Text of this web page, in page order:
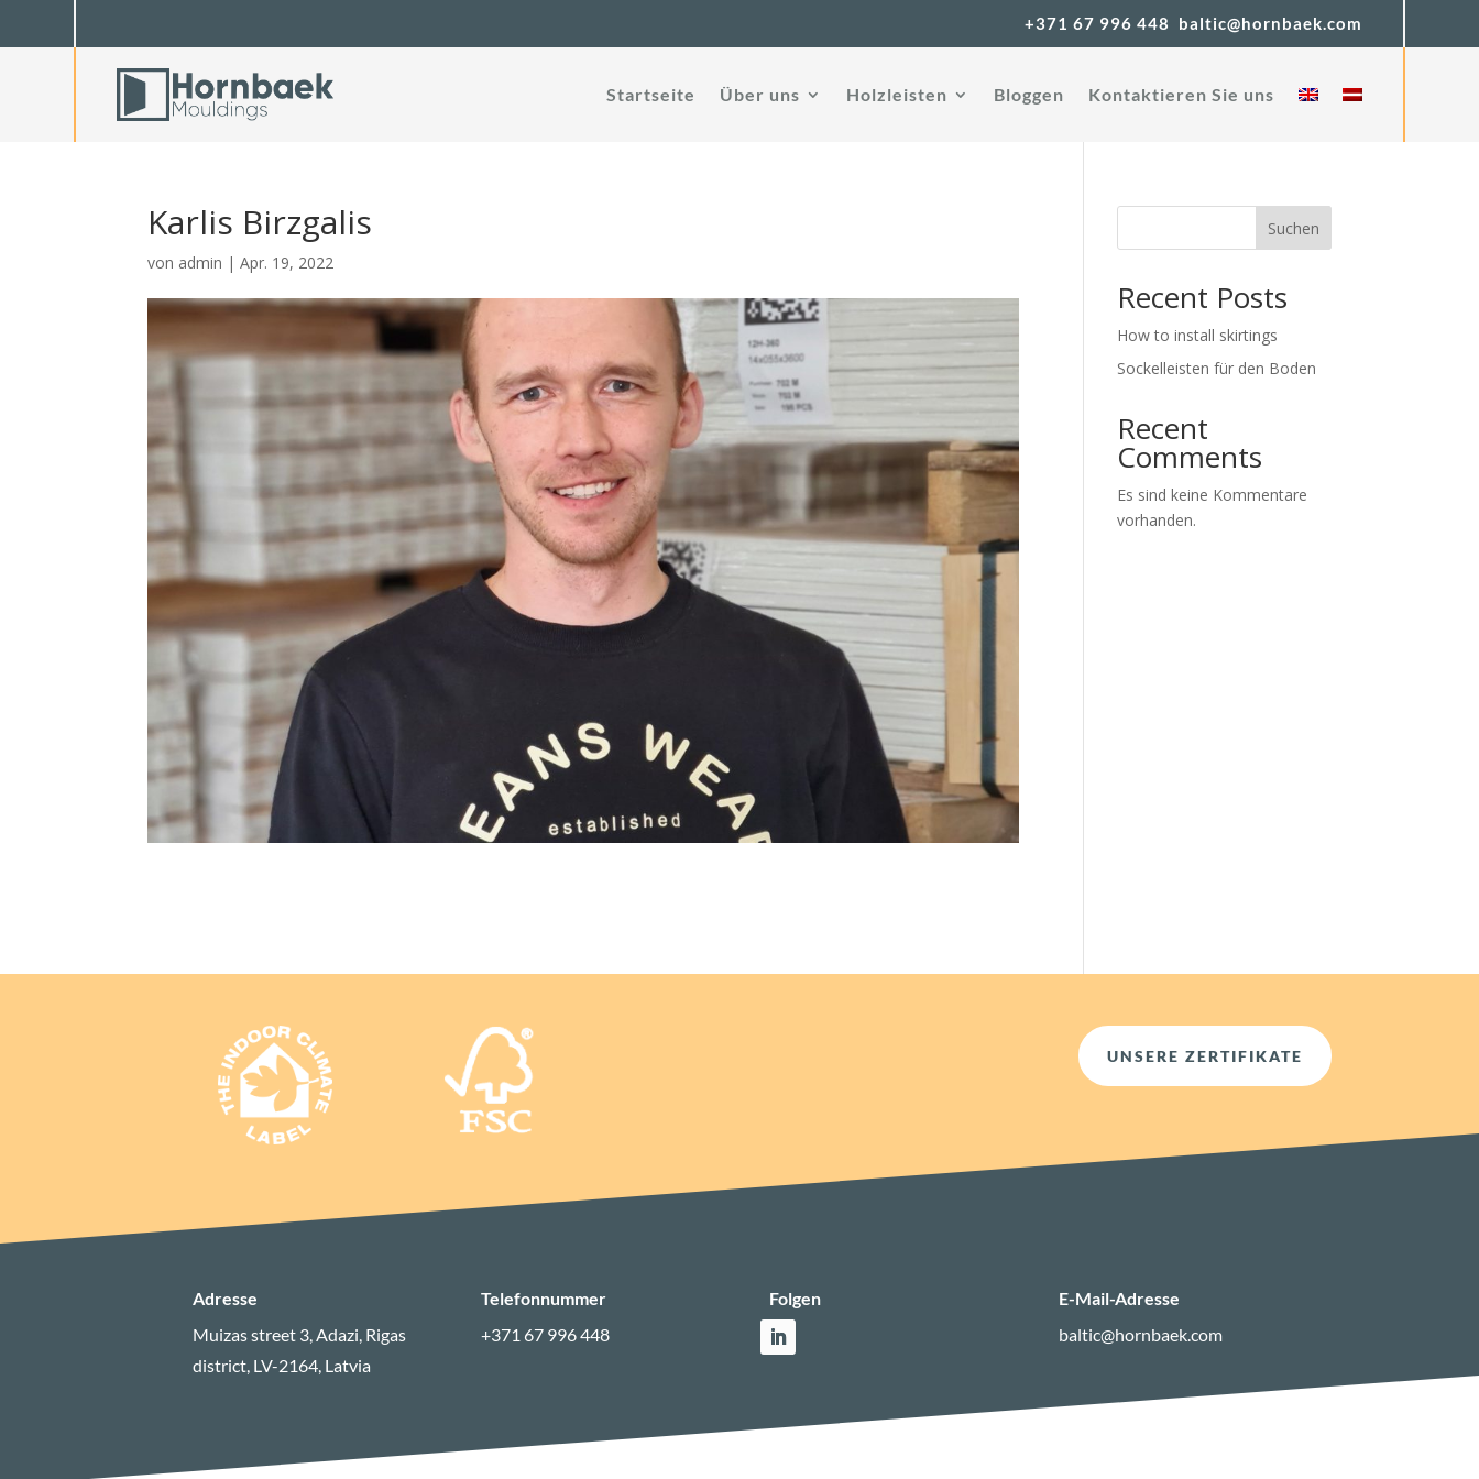
+371 67 996 448 baltic@hornbaek.com
Startseite Über uns Holzleisten Bloggen Kontaktieren Sie uns
Karlis Birzgalis
von admin |Apr. 19, 2022
Suchen
Recent Posts
How to install skirtings
Sockelleisten für den Boden
Recent
Comments
Es sind keine Kommentare
vorhanden.
UNSERE ZERTIFIKATE
Adresse
Muizas street 3, Adazi, Rigas
district, LV-2164, Latvia
Telefonnummer
+371 67 996 448
Folgen
E-Mail-Adresse
baltic@hornbaek.com